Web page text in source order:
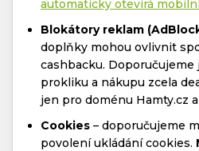
automaticky otevírá
Blokátory reklam
doplňky mohou ovlivnit
cashbacku. Doporučujeme
prokliku a nákupu zcela
jen pro doménu Hamty.cz
Cookies – doporučujeme
povolení ukládání cookies.